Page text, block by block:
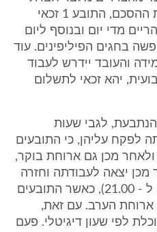
כוח האדם עצמה. לפי טיוטת ההסכם, התובע 1 זכאי
מדי יום ובנוסף ליום
בחגים הפיליפינים. עוד
והעובד יידרש לעבוד
יהא זכאי לתשלום
לגבי שעות
לפקח עליהן, כי התובעים
מכן גם ארוחת בוקר,
יצאה לעבודתה וחזרה
רק בשעות הערב (בין 19.00 ל - 21.00), כאשר התובעים
ארוחת הערב. עם זאת,
לפי שעון דיגיטלי. פעם